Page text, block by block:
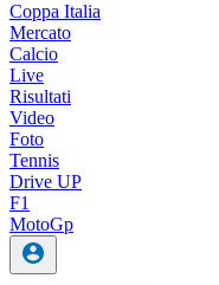
Coppa Italia
Mercato
Calcio
Live
Risultati
Video
Foto
Tennis
Drive UP
F1
MotoGp